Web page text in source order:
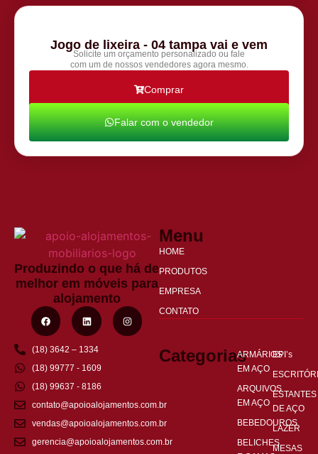
Jogo de lixeira - 04 tampa vai e vem
Solicite um orçamento personalizado ou fale
com um de nossos vendedores agora mesmo.
Comprar
Falar com o vendedor
Produzindo o que há de
melhor em móveis para
alojamento
(18) 3642 – 1334
(18) 99777 - 1609
(18) 99637 - 8186
contato@apoioalojamentos.com.br
vendas@apoioalojamentos.com.br
gerencia@apoioalojamentos.com.br
Menu
HOME
PRODUTOS
EMPRESA
CONTATO
CategoriasARMÁRIOS
EM AÇO
ARQUIVOS
EM AÇO
BEBEDOUROS
BELICHES
EPI’s
ESTANTES
DE AÇO
LAZER
MESAS